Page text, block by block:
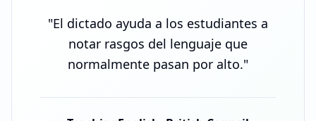
"El dictado ayuda a los estudiantes a
notar rasgos del lenguaje que
normalmente pasan por alto."